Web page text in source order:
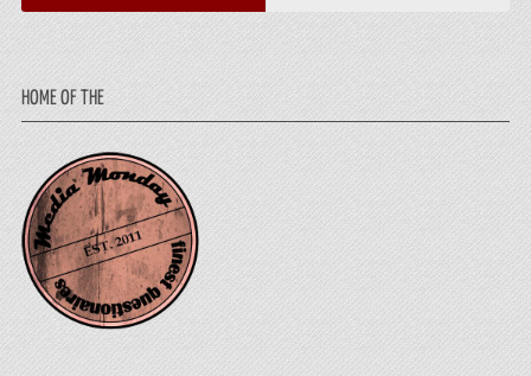
HOME OF THE